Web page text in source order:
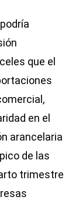
que el
en el
arancelaria
de las
trimestre